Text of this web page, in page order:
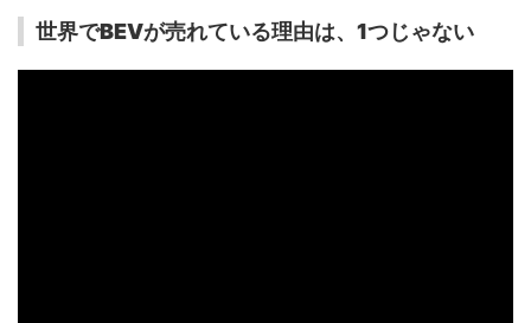
世界でBEVが売れている理由は、1つじゃない